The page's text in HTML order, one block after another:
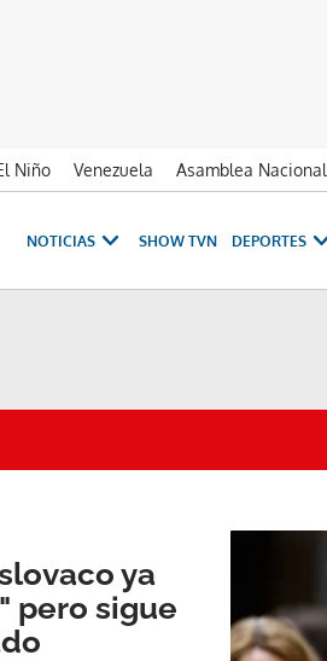
Niño Venezuela Asamblea Nacional
NOTICIAS SHOW TVN DEPORTES
ya
pero sigue